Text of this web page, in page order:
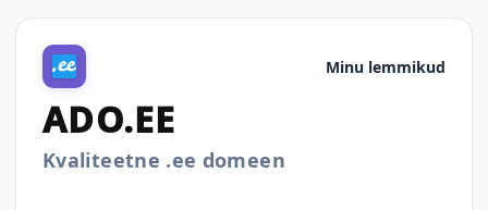
Minu lemmikud
ADO.EE
Kvaliteetne .ee domeen